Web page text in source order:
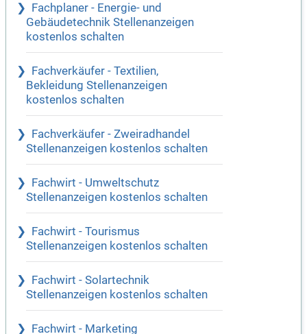
Fachplaner - Energie- und
Gebäudetechnik Stellenanzeigen
kostenlos schalten
Fachverkäufer - Textilien,
Bekleidung Stellenanzeigen
kostenlos schalten
Fachverkäufer - Zweiradhandel
Stellenanzeigen kostenlos schalten
Fachwirt - Umweltschutz
Stellenanzeigen kostenlos schalten
Fachwirt - Tourismus
Stellenanzeigen kostenlos schalten
Fachwirt - Solartechnik
Stellenanzeigen kostenlos schalten
Fachwirt - Marketing